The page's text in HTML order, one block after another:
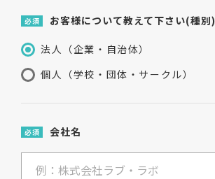
必須 お客様について教えて下さい(種別)
法人（企業・自治体）
個人（学校・団体・サークル）
必須 会社名